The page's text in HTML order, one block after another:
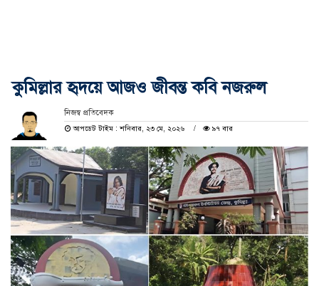
কুমিল্লার হৃদয়ে আজও জীবন্ত কবি নজরুল
নিজস্ব প্রতিবেদক
আপডেট টাইম : শনিবার, ২৩ মে, ২০২৬
৯৭ বার